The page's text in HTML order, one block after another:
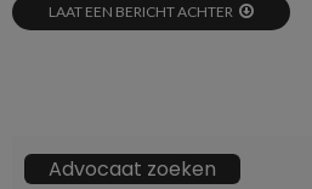
LAAT EEN BERICHT ACHTER
Advocaat zoeken